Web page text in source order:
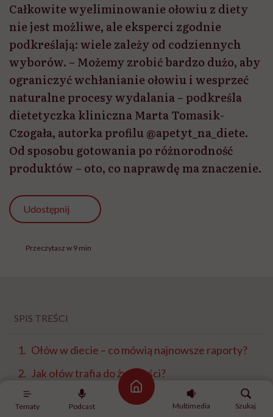
Tematy Podcast
Strona główna
Multimedia
Szukaj
Całkowite wyeliminowanie ołowiu z diety
nie jest możliwe, ale eksperci zgodnie
podkreślają: wiele zależy od codziennych
wyborów. – Możemy zrobić bardzo dużo, aby
ograniczyć wchłanianie ołowiu i wesprzeć
naturalne procesy wydalania – podkreśla
dietetyczka kliniczna Marta Tomasik-
Czogała, autorka profilu @apetyt_na_diete.
Od sposobu gotowania po różnorodność
produktów – oto, co naprawdę ma znaczenie.
Udostępnij
Przeczytasz w 9 min
SPIS TREŚCI
Ołów w diecie – co mówią najnowsze raporty?
Jak ołów trafia do żywności?
Im mniej, tym lepiej